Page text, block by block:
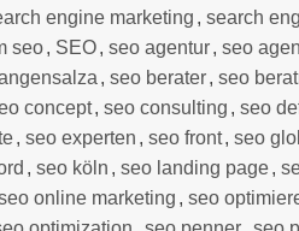
engine marketing ,search
seo, SEO,seo agentur,seo
,seo berater,seo
concept,seo consulting ,seo
,seo experten ,seo front,seo
,seo köln ,seo landing page,
online marketing ,seo